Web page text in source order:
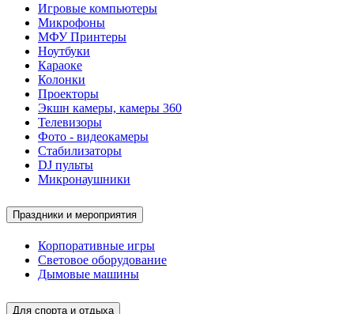
Игровые компьютеры
Микрофоны
МФУ Принтеры
Ноутбуки
Караоке
Колонки
Проекторы
Экшн камеры, камеры 360
Телевизоры
Фото - видеокамеры
Стабилизаторы
DJ пульты
Микронаушники
Праздники и мероприятия
Корпоративные игры
Световое оборудование
Дымовые машины
Для спорта и отдыха